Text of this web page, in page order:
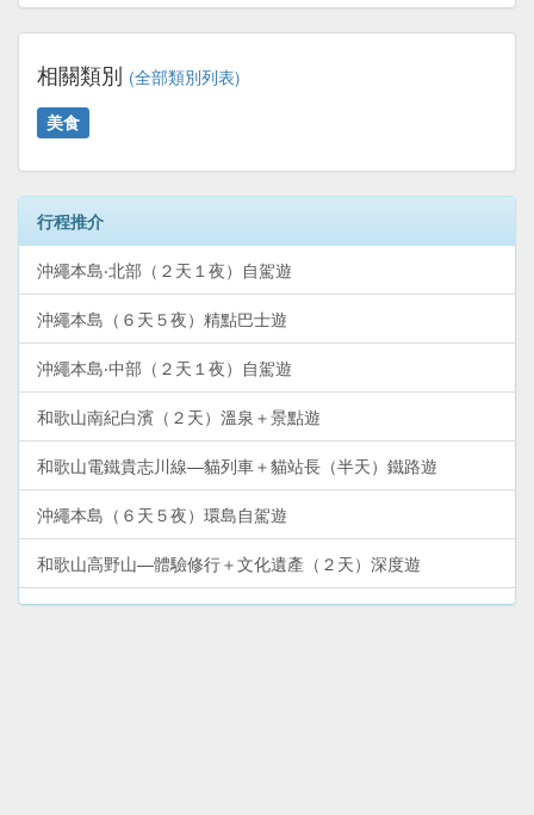
相關類別 (全部類別列表)
美食
行程推介
沖繩本島‧北部（２天１夜）自駕遊
沖繩本島（６天５夜）精點巴士遊
沖繩本島‧中部（２天１夜）自駕遊
和歌山南紀白濱（２天）溫泉＋景點遊
和歌山電鐵貴志川線—貓列車＋貓站長（半天）鐵路遊
沖繩本島（６天５夜）環島自駕遊
和歌山高野山—體驗修行＋文化遺產（２天）深度遊
沖繩本島‧南部（１天）自駕遊